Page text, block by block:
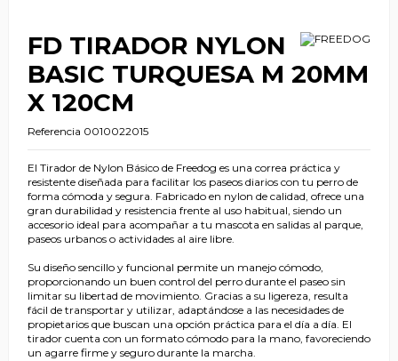
FD TIRADOR NYLON
BASIC TURQUESA M 20MM
X 120CM
Referencia 0010022015
El Tirador de Nylon Básico de Freedog es una correa práctica y
resistente diseñada para facilitar los paseos diarios con tu perro de
forma cómoda y segura. Fabricado en nylon de calidad, ofrece una
gran durabilidad y resistencia frente al uso habitual, siendo un
accesorio ideal para acompañar a tu mascota en salidas al parque,
paseos urbanos o actividades al aire libre.
Su diseño sencillo y funcional permite un manejo cómodo,
proporcionando un buen control del perro durante el paseo sin
limitar su libertad de movimiento. Gracias a su ligereza, resulta
fácil de transportar y utilizar, adaptándose a las necesidades de
propietarios que buscan una opción práctica para el día a día. El
tirador cuenta con un formato cómodo para la mano, favoreciendo
un agarre firme y seguro durante la marcha.